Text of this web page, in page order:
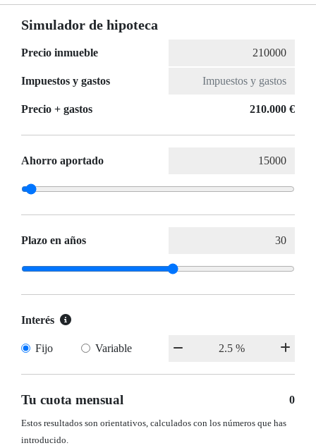
Simulador de hipoteca
Precio inmueble
Impuestos y gastos
Precio + gastos 210.000 €
Ahorro aportado
Plazo en años
Interés
Fijo Variable
Tu cuota mensual 0
Estos resultados son orientativos, calculados con los números que has
introducido.